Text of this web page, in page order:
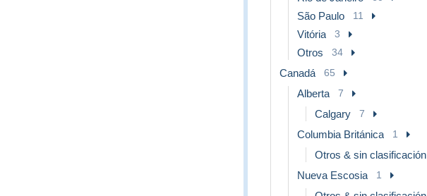
São Paulo 11
Vitória 3
Otros 34
Canadá 65
Alberta 7
Calgary 7
Columbia Británica 1
Otros & sin clasificación
Nueva Escosia 1